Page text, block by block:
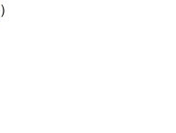
）